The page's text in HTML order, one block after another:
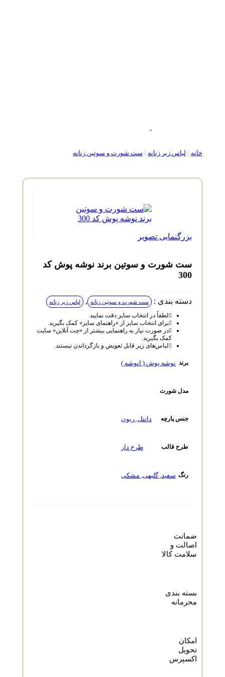
لباس زیر زنانه / ست شورت و سوتین زنانه
بزرگنمایی تصویر
ست شورت و سوتین برند نوشه پوش کد
دسته بندی : ست شورت و سوتین زنانه , لباس زیر زنانه
لطفاً در انتخاب سایز دقت نمایید.
برای انتخاب سایز از «راهنمای سایز» کمک بگیرید.
در صورت نیاز به راهنمایی بیشتر از «چت آنلاین» سایت
کمک بگیرید.
لباس‌های زیر قابل تعویض و بازگرداندن نیستند.
نوشه پوش ( انوشه )
مدل شورت
جنس پارچه دانتل ,ریون
طرح قالب طرح دار
سفید ,گلبهی ,مشکی
ضمانت
اصالت و
سلامت کالا
بسته بندی
محرمانه
تحویل
اکسپرس